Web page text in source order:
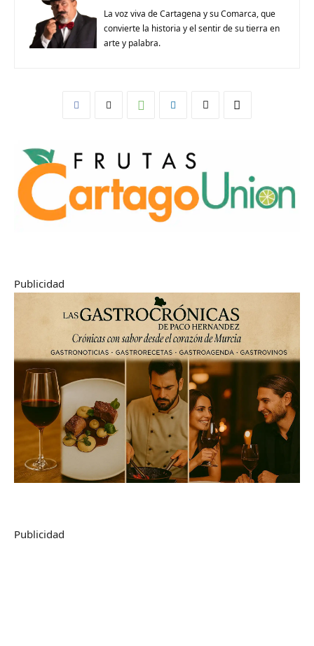
La voz viva de Cartagena y su Comarca, que
convierte la historia y el sentir de su tierra en
arte y palabra.
Publicidad
Publicidad